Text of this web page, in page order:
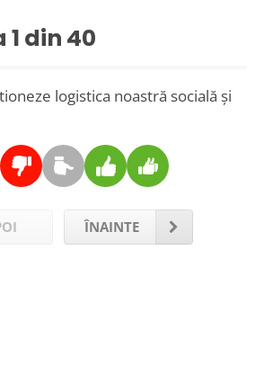
1 din 40
logistica noastră socială și
ÎNAINTE